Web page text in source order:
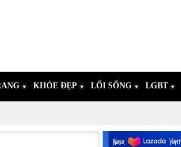
KHỎE ĐẸP LỐI SỐNG LGBT